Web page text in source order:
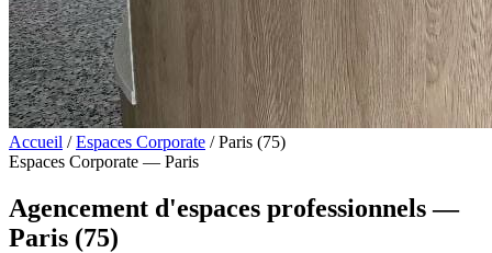
Accueil / Espaces Corporate / Paris (75)
Espaces Corporate — Paris
Agencement d'espaces professionnels —
Paris (75)